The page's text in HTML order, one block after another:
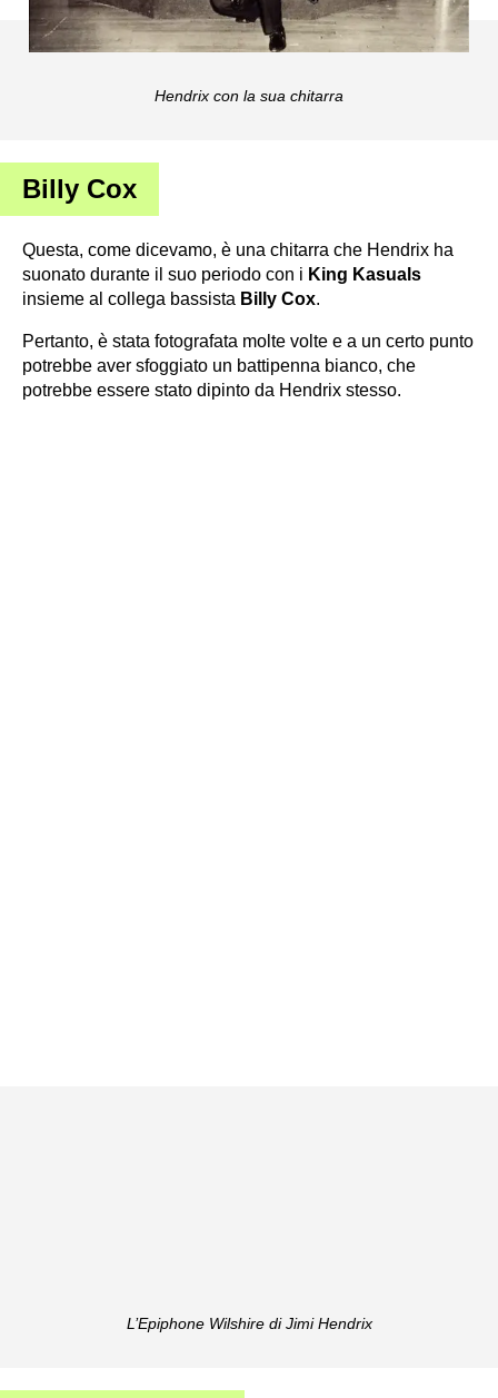
Hendrix con la sua chitarra
Billy Cox
Questa, come dicevamo, è una chitarra che Hendrix ha
suonato durante il suo periodo con i King Kasuals
insieme al collega bassista Billy Cox.
Pertanto, è stata fotografata molte volte e a un certo punto
potrebbe aver sfoggiato un battipenna bianco, che
potrebbe essere stato dipinto da Hendrix stesso.
L’Epiphone Wilshire di Jimi Hendrix